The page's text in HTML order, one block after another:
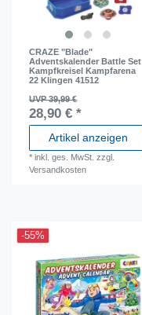
CRAZE "Blade"
Adventskalender Battle Set
Kampfkreisel Kampfarena
22 Klingen 41512
UVP 39,99 €
28,90 € *
Artikel anzeigen
*inkl. ges. MwSt. zzgl.
Versandkosten
-55%